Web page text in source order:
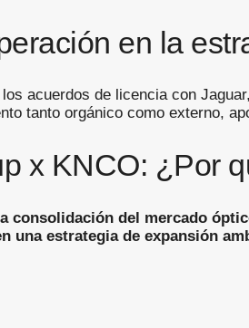
en la
acuerdos de licencia con
tanto orgánico como externo,
x KNCO: ¿Por
consolidación del mercado
una estrategia de expansión